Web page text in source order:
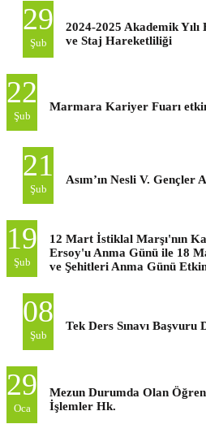
29
Şub
2024-2025 Akademik
ve Staj Hareketliliği
22
Şub
Marmara Kariyer Fuarı
21
Şub
Asım’ın Nesli V. Gençler
19
Şub
12 Mart İstiklal Marşı'nın
Ersoy'u Anma Günü ile 18
ve Şehitleri Anma Günü
08
Şub
Tek Ders Sınavı Başvuru
29
Oca
Mezun Durumda Olan
İşlemler Hk.